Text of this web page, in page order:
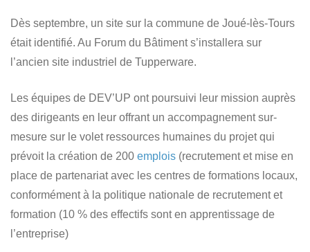
Dès septembre, un site sur la commune de Joué-lès-Tours
était identifié. Au Forum du Bâtiment s’installera sur
l’ancien site industriel de Tupperware.
Les équipes de DEV’UP ont poursuivi leur mission auprès
des dirigeants en leur offrant un accompagnement sur-
mesure sur le volet ressources humaines du projet qui
prévoit la création de 200 emplois (recrutement et mise en
place de partenariat avec les centres de formations locaux,
conformément à la politique nationale de recrutement et
formation (10 % des effectifs sont en apprentissage de
l’entreprise)